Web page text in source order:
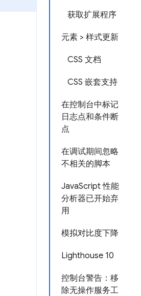
获取扩展程序
元素 > 样式更新
CSS 文档
CSS 嵌套支持
在控制台中标记
日志点和条件断
点
在调试期间忽略
不相关的脚本
JavaScript 性能
分析器已开始弃
用
模拟对比度下降
Lighthouse 10
控制台警告：移
除无操作服务工